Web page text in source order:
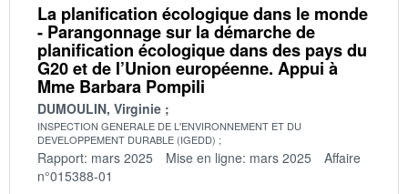
La planification écologique dans le monde
- Parangonnage sur la démarche de
planification écologique dans des pays du
G20 et de l’Union européenne. Appui à
Mme Barbara Pompili
DUMOULIN, Virginie
INSPECTION GENERALE DE L'ENVIRONNEMENT ET DU
DEVELOPPEMENT DURABLE (IGEDD)
Rapport: mars 2025 Mise en ligne: mars 2025
Affaire
n°015388-01